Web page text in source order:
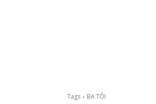
Tags BA TÔI